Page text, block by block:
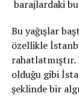
barajlardaki
Bu yağışlar
özellikle
olduğu gibi
şeklinde bir